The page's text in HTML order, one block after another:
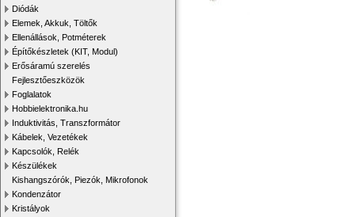
Diódák
Elemek, Akkuk, Töltők
Ellenállások, Potméterek
Építőkészletek (KIT, Modul)
Erősáramú szerelés
Fejlesztőeszközök
Foglalatok
Hobbielektronika.hu
Induktivitás, Transzformátor
Kábelek, Vezetékek
Kapcsolók, Relék
Készülékek
Kishangszórók, Piezók, Mikrofonok
Kondenzátor
Kristályok